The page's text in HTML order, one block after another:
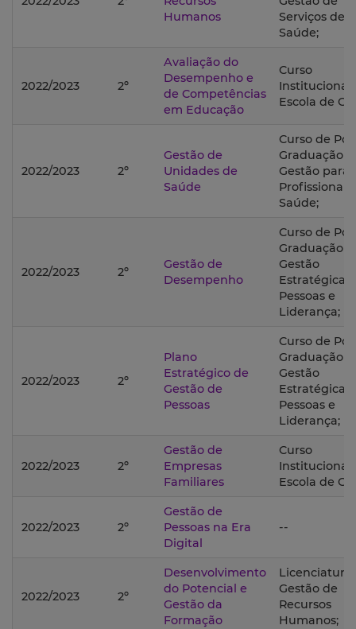
Humanos
Serviços de
Saúde;
2022/2023 2º
Avaliação do
Desempenho e
de Competências
em Educação
Curso
Institucional
Escola de
2022/2023 2º
Gestão de
Unidades de
Saúde
Curso de Pós
Graduação
Gestão para
Profissionais
Saúde;
2022/2023 2º
Gestão de
Desempenho
Curso de Pós
Graduação
Gestão
Estratégica
Pessoas e
Liderança;
2022/2023 2º
Plano
Estratégico de
Gestão de
Pessoas
Curso de Pós
Graduação
Gestão
Estratégica
Pessoas e
Liderança;
2022/2023 2º
Gestão de
Empresas
Familiares
Curso
Institucional
Escola de
2022/2023 2º
Gestão de
Pessoas na Era
Digital
--
2022/2023 2º
Desenvolvimento
do Potencial e
Gestão da
Formação
Licenciatura
Gestão de
Recursos
Humanos;